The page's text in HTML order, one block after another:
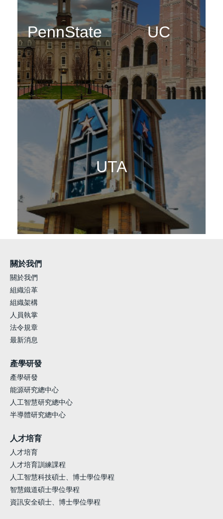
PennState UC
UTA
關於我們
關於我們
組織沿革
組織架構
人員執掌
法令規章
最新消息
產學研發
產學研發
能源研究總中心
人工智慧研究總中心
半導體研究總中心
人才培育
人才培育
人才培育訓練課程
人工智慧科技碩士、博士學位學程
智慧鐵道碩士學位學程
資訊安全碩士、博士學位學程